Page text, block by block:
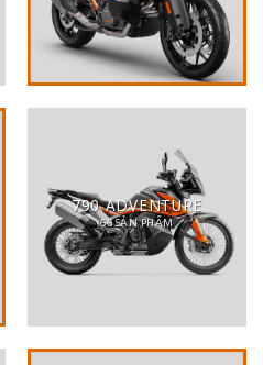
790 ADVENTURE
66 SẢN PHẨM